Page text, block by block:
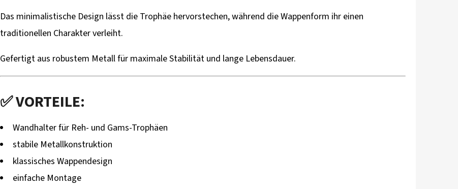
Das minimalistische Design lässt die Trophäe hervorstechen, während die Wappenform ihr einen
traditionellen Charakter verleiht.
Gefertigt aus robustem Metall für maximale Stabilität und lange Lebensdauer.
✅ VORTEILE:
Wandhalter für Reh- und Gams-Trophäen
stabile Metallkonstruktion
klassisches Wappendesign
einfache Montage